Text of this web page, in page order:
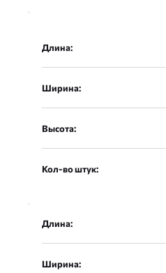
Длина:
Ширина:
Высота:
Кол-во штук:
Длина:
Ширина: